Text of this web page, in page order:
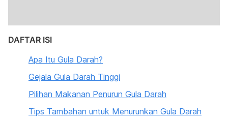
DAFTAR ISI
Apa Itu Gula Darah?
Gejala Gula Darah Tinggi
Pilihan Makanan Penurun Gula Darah
Tips Tambahan untuk Menurunkan Gula Darah